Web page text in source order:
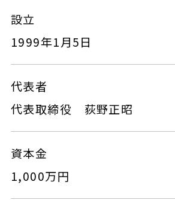
設立
1999年1月5日
代表者
代表取締役 荻野正昭
資本金
1,000万円